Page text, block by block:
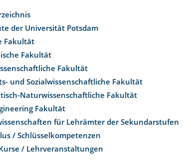
der Universität Potsdam
Fakultät
Fakultät
Fakultät
und Sozialwissenschaftliche Fakultät
Naturwissenschaftliche Fakultät
Fakultät
für Lehrämter der Sekundarstufen
/ Schlüsselkompetenzen
/ Lehrveranstaltungen